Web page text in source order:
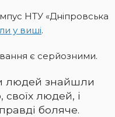
НТУ «Дніпровська
у виші.
є серйозними.
людей знайшли
людей, і
боляче.